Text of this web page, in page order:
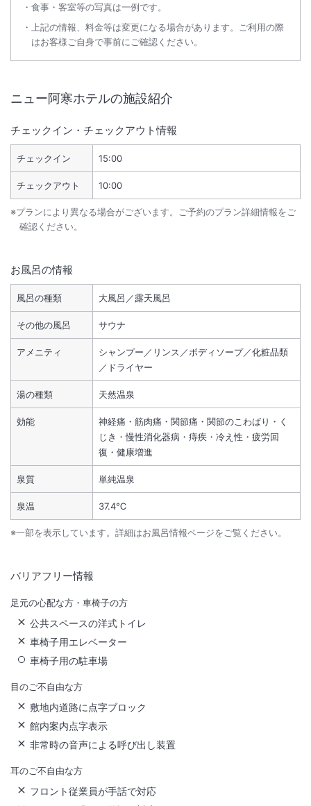
食事・客室等の写真は一例です。
上記の情報、料金等は変更になる場合があります。ご利用の際
はお客様ご自身で事前にご確認ください。
ニュー阿寒ホテルの施設紹介
チェックイン・チェックアウト情報
チェックイン 15:00
チェックアウト 10:00
※プランにより異なる場合がございます。ご予約のプラン詳細情報をご
確認ください。
お風呂の情報
風呂の種類 大風呂／露天風呂
その他の風呂 サウナ
アメニティ
シャンプー／リンス／ボディソープ／化粧品類
／ドライヤー
湯の種類 天然温泉
効能
神経痛・筋肉痛・関節痛・関節のこわばり・く
じき・慢性消化器病・痔疾・冷え性・疲労回
復・健康増進
泉質 単純温泉
泉温 37.4℃
※一部を表示しています。詳細はお風呂情報ページをご覧ください。
バリアフリー情報
足元の心配な方・車椅子の方
公共スペースの洋式トイレ
車椅子用エレベーター
車椅子用の駐車場
目のご不自由な方
敷地内道路に点字ブロック
館内案内点字表示
非常時の音声による呼び出し装置
耳のご不自由な方
フロント従業員が手話で対応